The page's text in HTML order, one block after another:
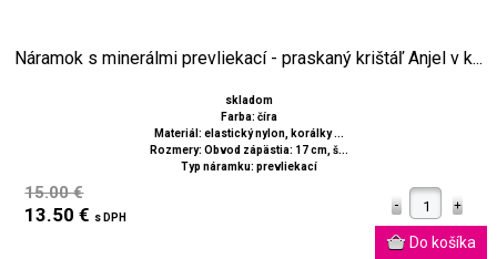
Náramok s minerálmi prevliekací - praskaný krištáľ Anjel v k...
skladom
Farba: číra
Materiál: elastický nylon, korálky ...
Rozmery: Obvod zápästia: 17 cm, š...
Typ náramku: prevliekací
15.00 €
13.50 € s DPH